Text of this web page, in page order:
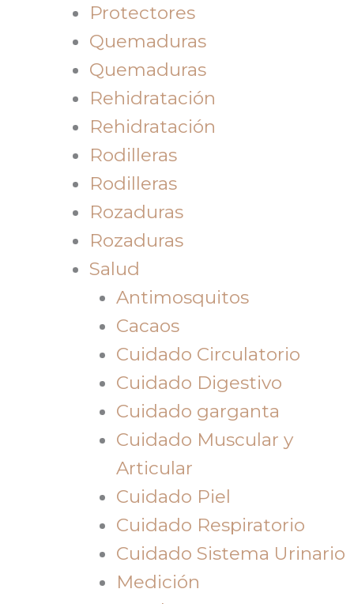
Protectores
Quemaduras
Quemaduras
Rehidratación
Rehidratación
Rodilleras
Rodilleras
Rozaduras
Rozaduras
Salud
Antimosquitos
Cacaos
Cuidado Circulatorio
Cuidado Digestivo
Cuidado garganta
Cuidado Muscular y
Articular
Cuidado Piel
Cuidado Respiratorio
Cuidado Sistema Urinario
Medición